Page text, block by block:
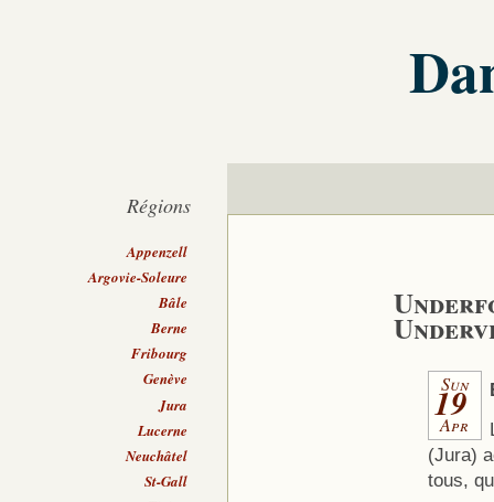
Sun
19
Apr
(Jura)
tous,
Régions
Appenzell
Argovie-Soleure
Bâle
Berne
Fribourg
Genève
Jura
Lucerne
Neuchâtel
St-Gall